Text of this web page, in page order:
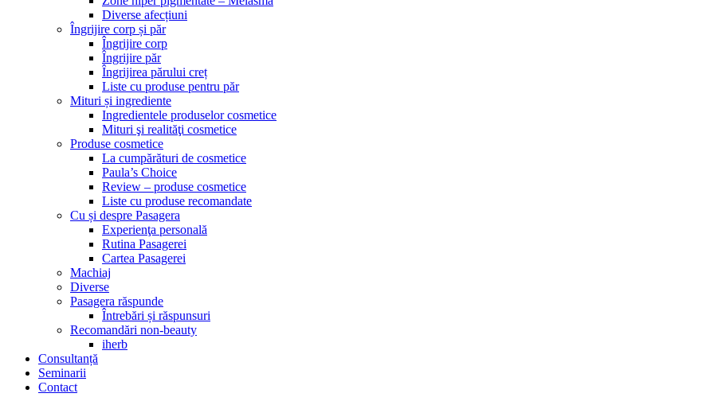
Diverse afecțiuni
Îngrijire corp și păr
Îngrijire corp
Îngrijire păr
Îngrijirea părului creț
Liste cu produse pentru păr
Mituri și ingrediente
Ingredientele produselor cosmetice
Mituri şi realităţi cosmetice
Produse cosmetice
La cumpărături de cosmetice
Paula’s Choice
Review – produse cosmetice
Liste cu produse recomandate
Cu și despre Pasagera
Experienţa personală
Rutina Pasagerei
Cartea Pasagerei
Machiaj
Diverse
Pasagera răspunde
Întrebări și răspunsuri
Recomandări non-beauty
iherb
Consultanță
Seminarii
Contact